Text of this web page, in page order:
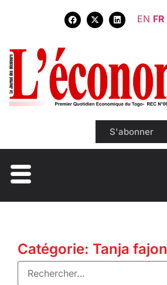
EN FR
S'abonner
Catégorie: Tanja fajon